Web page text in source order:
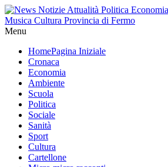
Menu
HomePagina Iniziale
Cronaca
Economia
Ambiente
Scuola
Politica
Sociale
Sanità
Sport
Cultura
Cartellone